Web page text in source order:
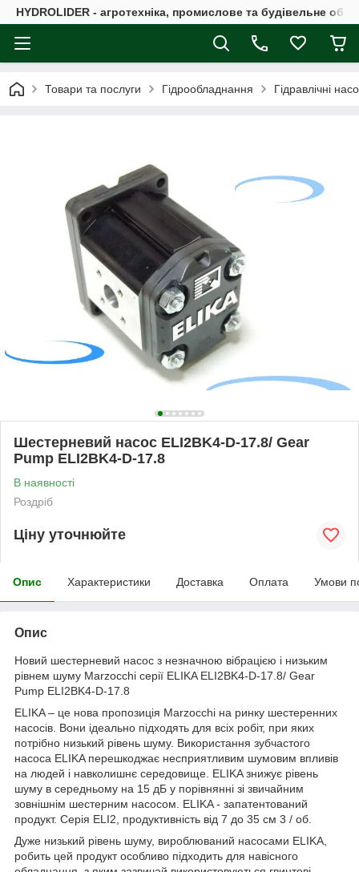
HYDROLIDER - агротехніка, промислове та будівельне
Товари та послуги Гідрообладнання Гідравлічні
Шестерневий насос ELI2BK4-D-17.8/ Gear
Pump ELI2BK4-D-17.8
В наявності
Роздріб
Ціну уточнюйте
Опис Характеристики Доставка Оплата Умови
Опис
Новий шестерневий насос з незначною вібрацією і низьким
рівнем шуму Marzocchi серії ELIKA ELI2BK4-D-17.8/ Gear
Pump ELI2BK4-D-17.8
ELIKA – це нова пропозиція Marzocchi на ринку шестеренних
насосів. Вони ідеально підходять для всіх робіт, при яких
потрібно низький рівень шуму. Використання зубчастого
насоса ELIKA перешкоджає несприятливим шумовим впливів
на людей і навколишнє середовище. ELIKA знижує рівень
шуму в середньому на 15 дБ у порівнянні зі звичайним
зовнішнім шестерним насосом. ELIKA - запатентований
продукт. Серія ELI2, продуктивність від 7 до 35 см 3 / об.
Дуже низький рівень шуму, вироблюваний насосами ELIKA,
робить цей продукт особливо підходить для навісного